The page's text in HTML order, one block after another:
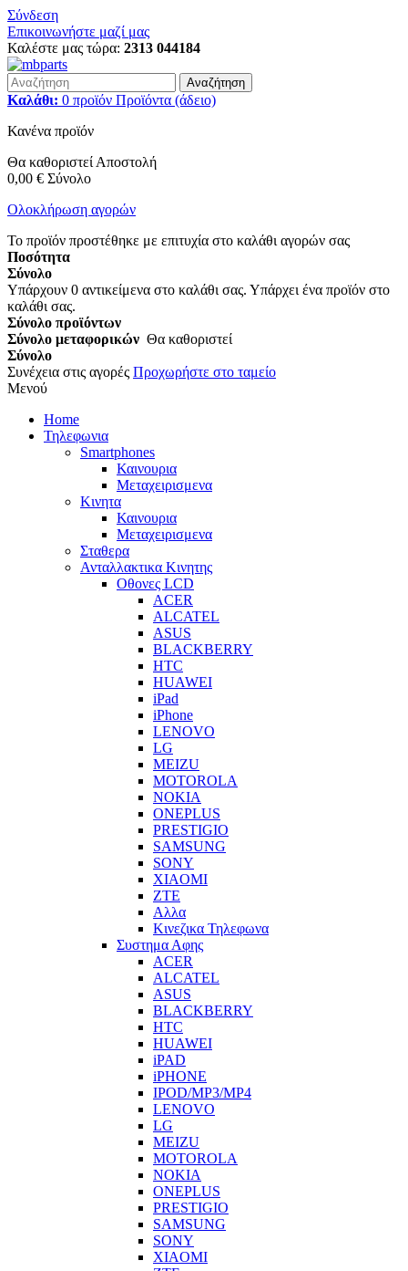
Σύνδεση
Επικοινωνήστε μαζί μας
Καλέστε μας τώρα: 2313 044184
Αναζήτηση
Καλάθι: 0 προϊόν Προϊόντα (άδειο)
Κανένα προϊόν
Θα καθοριστεί Αποστολή
0,00 € Σύνολο
Ολοκλήρωση αγορών
Το προϊόν προστέθηκε με επιτυχία στο καλάθι αγορών σας
Ποσότητα
Σύνολο
Υπάρχουν 0 αντικείμενα στο καλάθι σας. Υπάρχει ένα προϊόν στο
καλάθι σας.
Σύνολο προϊόντων
Σύνολο μεταφορικών Θα καθοριστεί
Σύνολο
Συνέχεια στις αγορές Προχωρήστε στο ταμείο
Μενού
Home
Τηλεφωνια
Smartphones
Καινουρια
Μεταχειρισμενα
Κινητα
Καινουρια
Μεταχειρισμενα
Σταθερα
Ανταλλακτικα Κινητης
Οθονες LCD
ACER
ALCATEL
ASUS
BLACKBERRY
HTC
HUAWEI
iPad
iPhone
LENOVO
LG
MEIZU
MOTOROLA
NOKIA
ONEPLUS
PRESTIGIO
SAMSUNG
SONY
XIAOMI
ZTE
Αλλα
Κινεζικα Τηλεφωνα
Συστημα Αφης
ACER
ALCATEL
ASUS
BLACKBERRY
HTC
HUAWEI
iPAD
iPHONE
IPOD/MP3/MP4
LENOVO
LG
MEIZU
MOTOROLA
NOKIA
ONEPLUS
PRESTIGIO
SAMSUNG
SONY
XIAOMI